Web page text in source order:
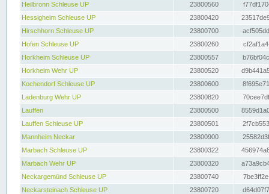
Heilbronn Schleuse UP
23800560
Hessigheim Schleuse UP
23800420
Hirschhorn Schleuse UP
23800700
Hofen Schleuse UP
23800260
Horkheim Schleuse UP
23800557
Horkheim Wehr UP
23800520
Kochendorf Schleuse UP
23800600
Ladenburg Wehr UP
23800820
Lauffen
23800500
Lauffen Schleuse UP
23800501
Mannheim Neckar
23800900
Marbach Schleuse UP
23800322
Marbach Wehr UP
23800320
Neckargemünd Schleuse UP
23800740
Neckarsteinach Schleuse UP
23800720